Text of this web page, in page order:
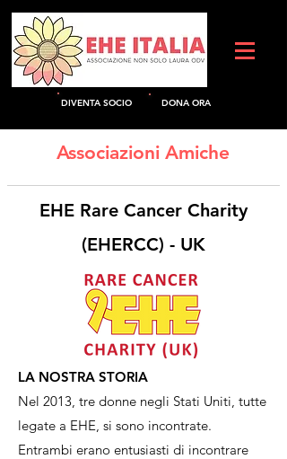
DIVENTA SOCIO DONA ORA
Associazioni Amiche
EHE Rare Cancer Charity
(EHERCC) - UK
LA NOSTRA STORIA
Nel 2013, tre donne negli Stati Uniti, tutte
legate a EHE, si sono incontrate.
Entrambi erano entusiasti di incontrare